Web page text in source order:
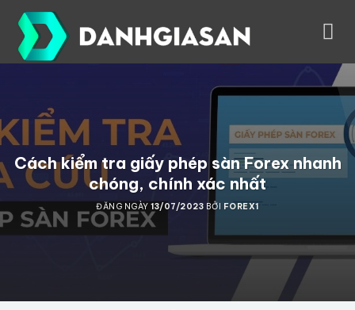
content
Cách kiểm tra giấy phép sàn Forex nhanh
chóng, chính xác nhất
ĐĂNG NGÀY13/07/2023 BỞI FOREX1